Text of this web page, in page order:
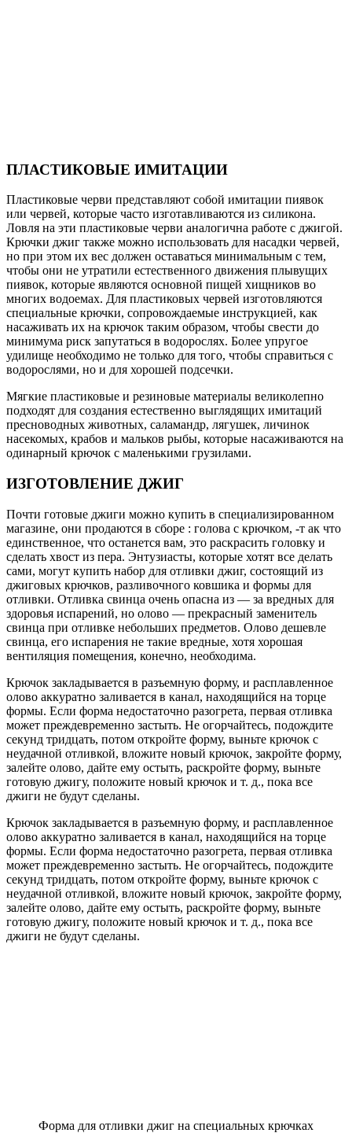
ПЛАСТИКОВЫЕ ИМИТАЦИИ
Пластиковые черви представляют собой имитации пиявок
или червей, которые часто изготавливаются из силикона.
Ловля на эти пластиковые черви аналогична работе с джигой.
Крючки джиг также можно использовать для насадки червей,
но при этом их вес должен оставаться минимальным с тем,
чтобы они не утратили естественного движения плывущих
пиявок, которые являются основной пищей хищников во
многих водоемах. Для пластиковых червей изготовляются
специальные крючки, сопровождаемые инструкцией, как
насаживать их на крючок таким образом, чтобы свести до
минимума риск запутаться в водорослях. Более упругое
удилище необходимо не только для того, чтобы справиться с
водорослями, но и для хорошей подсечки.
Мягкие пластиковые и резиновые материалы великолепно
подходят для создания естественно выглядящих имитаций
пресноводных животных, саламандр, лягушек, личинок
насекомых, крабов и мальков рыбы, которые насаживаются на
одинарный крючок с маленькими грузилами.
ИЗГОТОВЛЕНИЕ ДЖИГ
Почти готовые джиги можно купить в специализированном
магазине, они продаются в сборе : голова с крючком, -т ак что
единственное, что останется вам, это раскрасить головку и
сделать хвост из пера. Энтузиасты, которые хотят все делать
сами, могут купить набор для отливки джиг, состоящий из
джиговых крючков, разливочного ковшика и формы для
отливки. Отливка свинца очень опасна из — за вредных для
здоровья испарений, но олово — прекрасный заменитель
свинца при отливке небольших предметов. Олово дешевле
свинца, его испарения не такие вредные, хотя хорошая
вентиляция помещения, конечно, необходима.
Крючок закладывается в разъемную форму, и расплавленное
олово аккуратно заливается в канал, находящийся на торце
формы. Если форма недостаточно разогрета, первая отливка
может преждевременно застыть. Не огорчайтесь, подождите
секунд тридцать, потом откройте форму, выньте крючок с
неудачной отливкой, вложите новый крючок, закройте форму,
залейте олово, дайте ему остыть, раскройте форму, выньте
готовую джигу, положите новый крючок и т. д., пока все
джиги не будут сделаны.
Крючок закладывается в разъемную форму, и расплавленное
олово аккуратно заливается в канал, находящийся на торце
формы. Если форма недостаточно разогрета, первая отливка
может преждевременно застыть. Не огорчайтесь, подождите
секунд тридцать, потом откройте форму, выньте крючок с
неудачной отливкой, вложите новый крючок, закройте форму,
залейте олово, дайте ему остыть, раскройте форму, выньте
готовую джигу, положите новый крючок и т. д., пока все
джиги не будут сделаны.
Форма для отливки джиг на специальных крючках